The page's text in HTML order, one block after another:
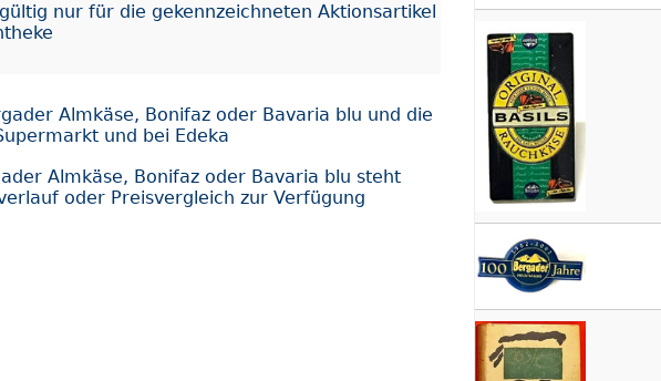
nur für die gekennzeichneten Aktionsartikel
Almkäse, Bonifaz oder Bavaria blu und die
und bei Edeka
Almkäse, Bonifaz oder Bavaria blu steht
oder Preisvergleich zur Verfügung